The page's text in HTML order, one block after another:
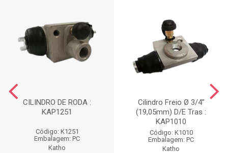
CILINDRO DE RODA :
KAP1251
Código: K1251
Embalagem: PC
Katho
Cilindro Freio Ø 3/4”
(19,05mm) D/E Tras :
KAP1010
Código: K1010
Embalagem: PC
Katho